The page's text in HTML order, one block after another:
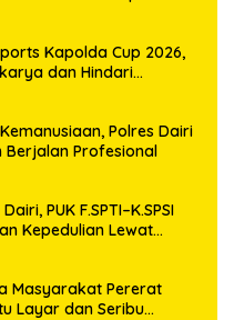
Kapolda Cup 2026,
dan Hindari
Polres Dairi
Berjalan Profesional
PUK F.SPTI–K.SPSI
Kepedulian Lewat
Masyarakat Pererat
Layar dan Seribu